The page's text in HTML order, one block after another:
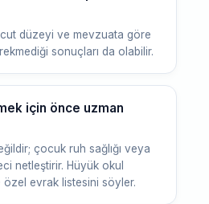
düzeyi ve mevzuata göre
sonuçları da olabilir.
için önce uzman
çocuk ruh sağlığı veya
netleştirir. Hüyük okul
evrak listesini söyler.